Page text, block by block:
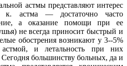
астмы представляют интерес
к. астма — достаточно часто
а оказание помощи при ее
не всегда приносит быстрый и
обострения возникают у 3--5%
и летальность при них
Сегодня большинству больных, да и